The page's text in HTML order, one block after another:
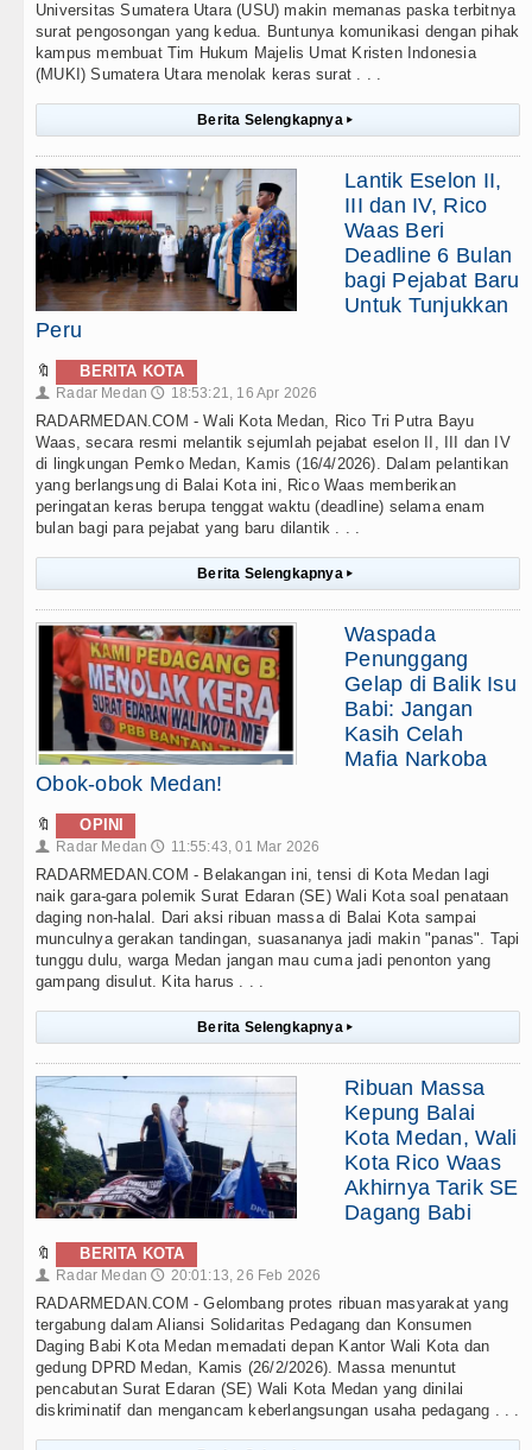
Universitas Sumatera Utara (USU) makin memanas paska terbitnya
surat pengosongan yang kedua. Buntunya komunikasi dengan pihak
kampus membuat Tim Hukum Majelis Umat Kristen Indonesia
(MUKI) Sumatera Utara menolak keras surat . . .
Berita Selengkapnya ▸
Lantik Eselon II,
III dan IV, Rico
Waas Beri
Deadline 6 Bulan
bagi Pejabat Baru
Untuk Tunjukkan
Peru
🔖 BERITA KOTA
👤 Radar Medan 🕔 18:53:21, 16 Apr 2026
RADARMEDAN.COM - Wali Kota Medan, Rico Tri Putra Bayu
Waas, secara resmi melantik sejumlah pejabat eselon II, III dan IV
di lingkungan Pemko Medan, Kamis (16/4/2026). Dalam pelantikan
yang berlangsung di Balai Kota ini, Rico Waas memberikan
peringatan keras berupa tenggat waktu (deadline) selama enam
bulan bagi para pejabat yang baru dilantik . . .
Berita Selengkapnya ▸
Waspada
Penunggang
Gelap di Balik Isu
Babi: Jangan
Kasih Celah
Mafia Narkoba
Obok-obok Medan!
🔖 OPINI
👤 Radar Medan 🕔 11:55:43, 01 Mar 2026
RADARMEDAN.COM - Belakangan ini, tensi di Kota Medan lagi
naik gara-gara polemik Surat Edaran (SE) Wali Kota soal penataan
daging non-halal. Dari aksi ribuan massa di Balai Kota sampai
munculnya gerakan tandingan, suasananya jadi makin "panas". Tapi
tunggu dulu, warga Medan jangan mau cuma jadi penonton yang
gampang disulut. Kita harus . . .
Berita Selengkapnya ▸
Ribuan Massa
Kepung Balai
Kota Medan, Wali
Kota Rico Waas
Akhirnya Tarik SE
Dagang Babi
🔖 BERITA KOTA
👤 Radar Medan 🕔 20:01:13, 26 Feb 2026
RADARMEDAN.COM - Gelombang protes ribuan masyarakat yang
tergabung dalam Aliansi Solidaritas Pedagang dan Konsumen
Daging Babi Kota Medan memadati depan Kantor Wali Kota dan
gedung DPRD Medan, Kamis (26/2/2026). Massa menuntut
pencabutan Surat Edaran (SE) Wali Kota Medan yang dinilai
diskriminatif dan mengancam keberlangsungan usaha pedagang . . .